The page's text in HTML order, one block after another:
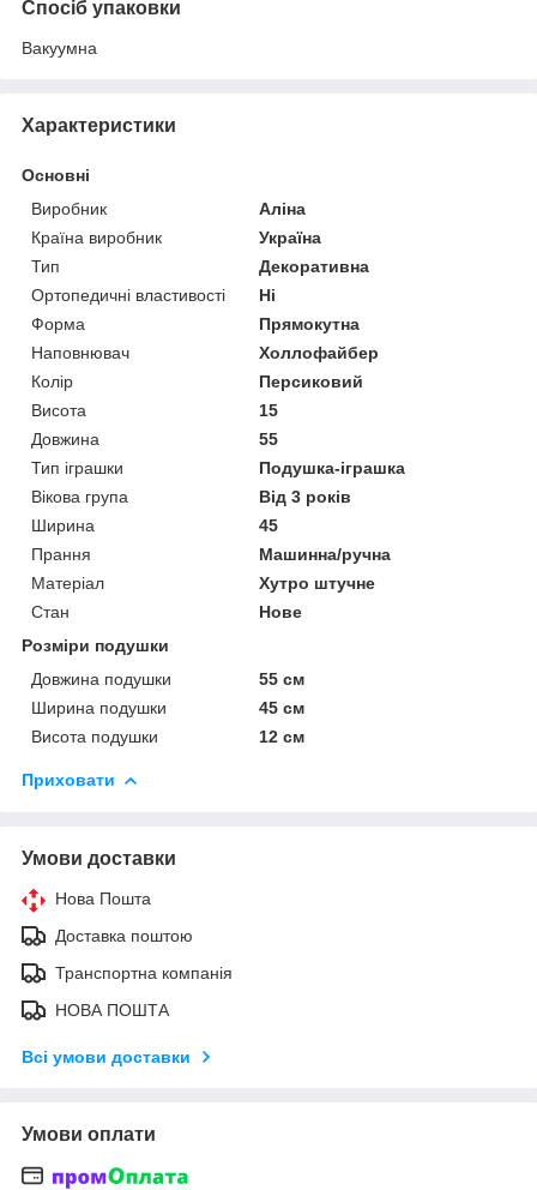
Спосіб упаковки
Вакуумна
Характеристики
Основні
Виробник
Аліна
Країна виробник
Україна
Тип
Декоративна
Ортопедичні властивості
Ні
Форма
Прямокутна
Наповнювач
Холлофайбер
Колір
Персиковий
Висота
15
Довжина
55
Тип іграшки
Подушка-іграшка
Вікова група
Від 3 років
Ширина
45
Прання
Машинна/ручна
Матеріал
Хутро штучне
Стан
Нове
Розміри подушки
Довжина подушки
55 см
Ширина подушки
45 см
Висота подушки
12 см
Приховати
Умови доставки
Нова Пошта
Доставка поштою
Транспортна компанія
НОВА ПОШТА
Всі умови доставки
Умови оплати